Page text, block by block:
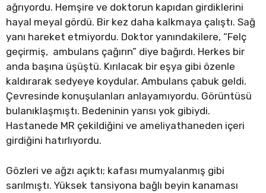
ağrıyordu. Hemşire ve doktorun kapıdan girdiklerini
hayal meyal gördü. Bir kez daha kalkmaya çalıştı. Sağ
yanı hareket etmiyordu. Doktor yanındakilere, “Felç
geçirmiş, ambulans çağırın” diye bağırdı. Herkes bir
anda başına üşüştü. Kırılacak bir eşya gibi özenle
kaldırarak sedyeye koydular. Ambulans çabuk geldi.
Çevresinde konuşulanları anlayamıyordu. Görüntüsü
bulanıklaşmıştı. Bedeninin yarısı yok gibiydi.
Hastanede MR çekildiğini ve ameliyathaneden içeri
girdiğini hatırlıyordu.
Gözleri ve ağzı açıktı; kafası mumyalanmış gibi
sarılmıştı. Yüksek tansiyona bağlı beyin kanaması